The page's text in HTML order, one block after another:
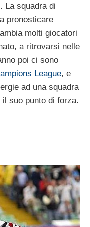
. La squadra di
pronosticare
molti giocatori
a ritrovarsi nelle
poi ci sono
League, e
ad una squadra
suo punto di forza.